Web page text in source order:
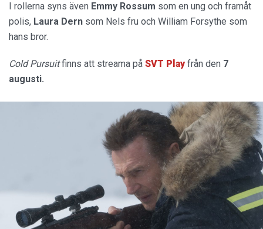
I rollerna syns även Emmy Rossum som en ung och framåt
polis, Laura Dern som Nels fru och William Forsythe som
hans bror.
Cold Pursuitfinns att streama på SVT Playfrån den 7
augusti.